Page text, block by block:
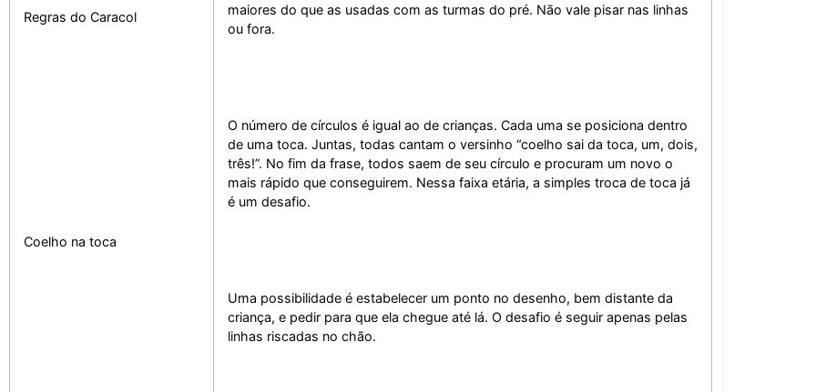
Regras do Caracol
Coelho na toca
maiores do que as usadas com as turmas do pré. Não vale pisar nas linhas
ou fora.
O número de círculos é igual ao de crianças. Cada uma se posiciona dentro
de uma toca. Juntas, todas cantam o versinho “coelho sai da toca, um, dois,
três!”. No fim da frase, todos saem de seu círculo e procuram um novo o
mais rápido que conseguirem. Nessa faixa etária, a simples troca de toca já
é um desafio.
Uma possibilidade é estabelecer um ponto no desenho, bem distante da
criança, e pedir para que ela chegue até lá. O desafio é seguir apenas pelas
linhas riscadas no chão.